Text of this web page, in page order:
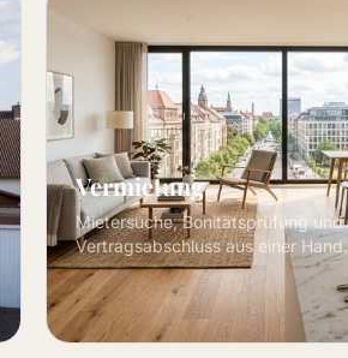
Vermietung
Mietersuche, Bonitätsprüfung und
Vertragsabschluss aus einer Hand.